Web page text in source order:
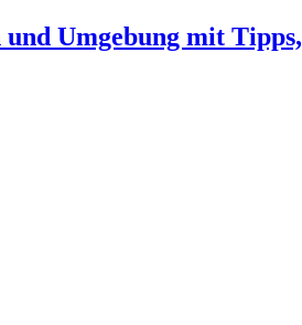
Umgebung mit